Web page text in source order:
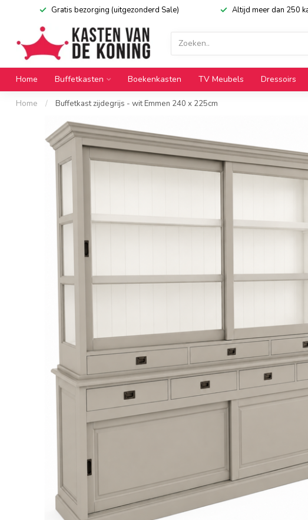
Gratis bezorging (uitgezonderd Sale) Altijd meer dan 250
Home Buffetkasten Boekenkasten TV Meubels Dressoirs
Home / Buffetkast zijdegrijs - wit Emmen 240 x 225cm